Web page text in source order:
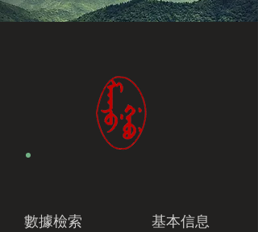
數據檢索 基本信息